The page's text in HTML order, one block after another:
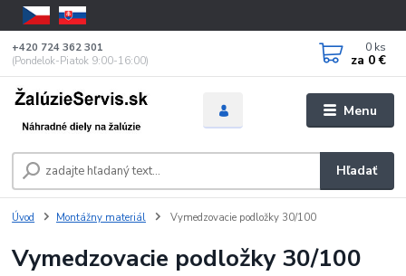
Menu
Hľadať
+420 724 362 301
(Pondelok-Piatok 9:00-16:00)
0 ks
za 0 €
Úvod Montážny materiál Vymedzovacie podložky 30/100
Vymedzovacie podložky 30/100